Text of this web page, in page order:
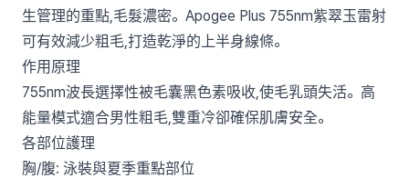
生管理的重點,毛髮濃密。Apogee Plus 755nm紫翠玉雷射
可有效減少粗毛,打造乾淨的上半身線條。
作用原理
755nm波長選擇性被毛囊黑色素吸收,使毛乳頭失活。高
能量模式適合男性粗毛,雙重冷卻確保肌膚安全。
各部位護理
胸/腹: 泳裝與夏季重點部位